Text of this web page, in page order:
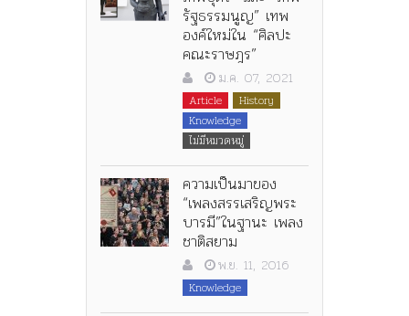
รัฐธรรมนูญ” เทพ
องค์ใหม่ใน “ศิลปะ
คณะราษฎร”
ม.ค. 07, 2021
Article
History
Knowledge
ไม่มีหมวดหมู่
ความเป็นมาของ
“เพลงสรรเสริญพระ
บารมี”ในฐานะ เพลง
ชาติสยาม
พ.ย. 11, 2016
Knowledge